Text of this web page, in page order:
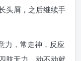
头屑，之后继续手
力，常走神，反应
肢无力，动不动就